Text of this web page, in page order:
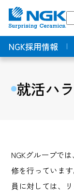
NGK採用情報
就活ハ
NGKグループで
修を行っていま
員に対しては、